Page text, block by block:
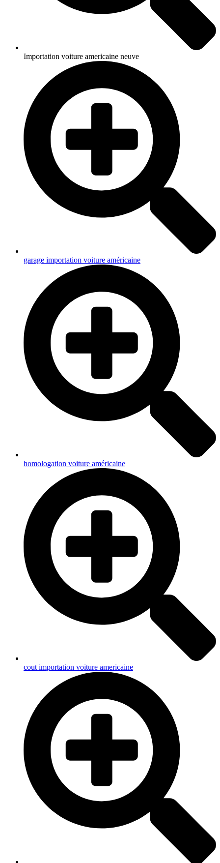
Importation voiture americaine neuve
garage importation voiture américaine
homologation voiture américaine
cout importation voiture americaine